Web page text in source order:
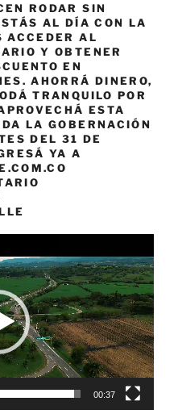
RODAR SIN
AL DÍA CON LA
ACCEDER AL
Y OBTENER
EN
AHORRÁ DINERO,
TRANQUILO POR
ESTA
LA GOBERNACIÓN
DEL 31 DE
YA A
00:37